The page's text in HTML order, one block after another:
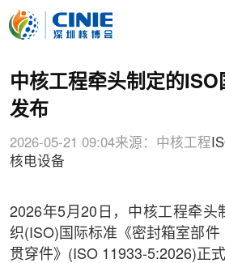
中核工程牵头制定的
发布
2026-05-21 09:04来源：中核工程
核电设备
2026年5月20日，中核工程牵头
织(ISO)国际标准《密封箱室部
贯穿件》(ISO 11933-5:2026)正式